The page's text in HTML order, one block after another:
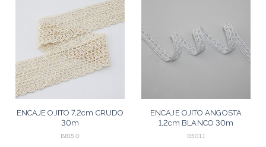
ENCAJE OJITO 7,2cm CRUDO
30m
B815.0
ENCAJE OJITO ANGOSTA
1,2cm BLANCO 30m
B501.1